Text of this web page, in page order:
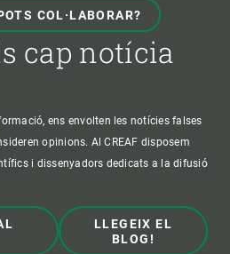
COL·LABORAR?
cap notícia
ens envolten les notícies falses
opinions. Al CREAF disposem
i dissenyadors dedicats a la difusió
LLEGEIX EL
BLOG!